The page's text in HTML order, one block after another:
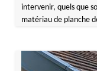
intervenir, quels que
matériau de planche